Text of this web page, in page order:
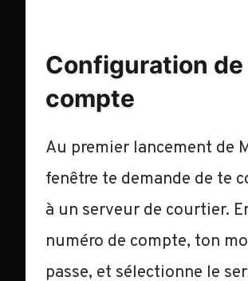
Configuration
compte
Au premier lancement de
fenêtre te demande de te
à un serveur de courtier.
numéro de compte, ton
passe, et sélectionne le